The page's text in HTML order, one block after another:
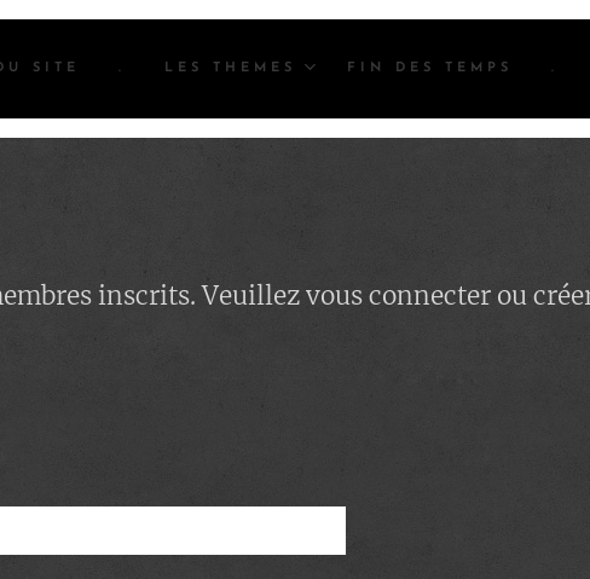
SITE . LES THEMES FIN DES TEMPS .
inscrits. Veuillez vous connecter ou